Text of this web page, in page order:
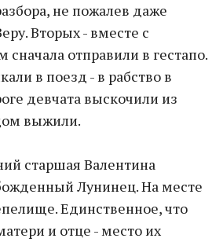
не пожалев даже
Вторых - вместе с
отправили в гестапо.
в поезд - в рабство в
девчата выскочили из
выжили.
старшая Валентина
Лунинец. На месте
Единственное, что
и отце - место их